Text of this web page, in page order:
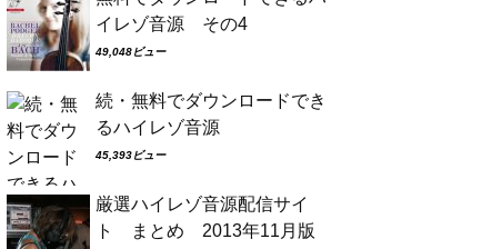
イレゾ音源 その4
49,048ビュー
続・無料でダウンロードでき
るハイレゾ音源
45,393ビュー
厳選ハイレゾ音源配信サイ
ト まとめ 2013年11月版